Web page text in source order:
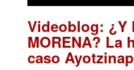
Videoblog: ¿Y
MORENA? La
caso